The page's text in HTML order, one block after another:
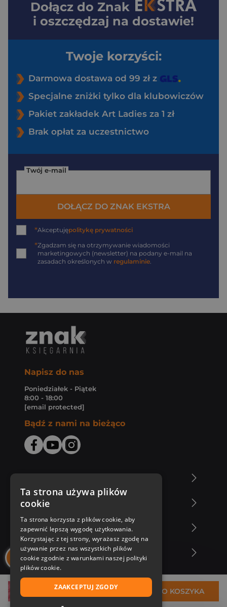
32,40 zł DO KOSZYKA
Dołącz do Znak
i oszczędzaj na dostawie!
Twoje korzyści:
Darmowa dostawa od 99 zł z
Specjalne zniżki tylko dla klubowiczów
Pakiet zakładek Art Ladies za 1 zł
Brak opłat za uczestnictwo
Twój e-mail
DOŁĄCZ DO ZNAK EKSTRA
*Akceptujępolitykę prywatności
*Zgadzam się na otrzymywanie wiadomości
marketingowych (newsletter) na podany e-mail na
zasadach określonych w regulaminie.
Napisz do nas
Poniedziałek - Piątek
8:00 - 18:00
[email protected]
Bądź z nami na bieżąco
Zakupy u nas
Nasza oferta
Nasi autorzy
Ta strona używa plików
cookie
Ta strona korzysta z plików cookie, aby
zapewnić lepszą wygodę użytkowania.
Korzystając z tej strony, wyrażasz zgodę na
używanie przez nas wszystkich plików
cookie zgodnie z warunkami naszej polityki
plików cookie.
ZAAKCEPTUJ ZGODY